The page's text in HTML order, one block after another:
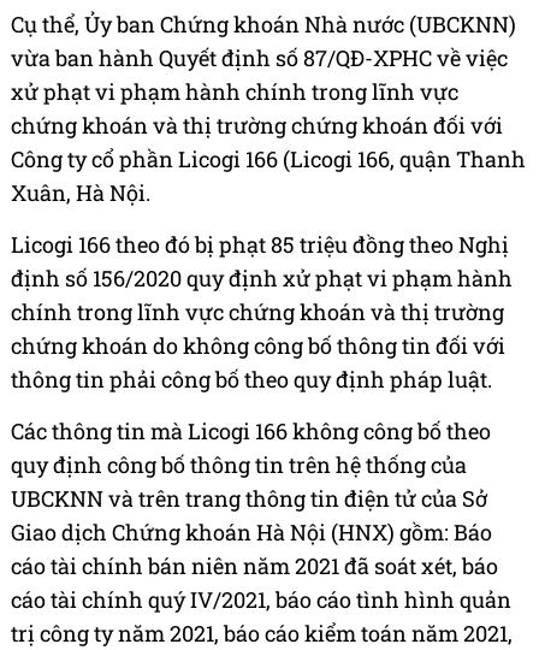
Cụ thể, Ủy ban Chứng khoán Nhà nước (UBCKNN)
vừa ban hành Quyết định số 87/QĐ-XPHC về việc
xử phạt vi phạm hành chính trong lĩnh vực
chứng khoán và thị trường chứng khoán đối với
Công ty cổ phần Licogi 166 (Licogi 166, quận Thanh
Xuân, Hà Nội.
Licogi 166 theo đó bị phạt 85 triệu đồng theo Nghị
định số 156/2020 quy định xử phạt vi phạm hành
chính trong lĩnh vực chứng khoán và thị trường
chứng khoán do không công bố thông tin đối với
thông tin phải công bố theo quy định pháp luật.
Các thông tin mà Licogi 166 không công bố theo
quy định công bố thông tin trên hệ thống của
UBCKNN và trên trang thông tin điện tử của Sở
Giao dịch Chứng khoán Hà Nội (HNX) gồm: Báo
cáo tài chính bán niên năm 2021 đã soát xét, báo
cáo tài chính quý IV/2021, báo cáo tình hình quản
trị công ty năm 2021, báo cáo kiểm toán năm 2021,